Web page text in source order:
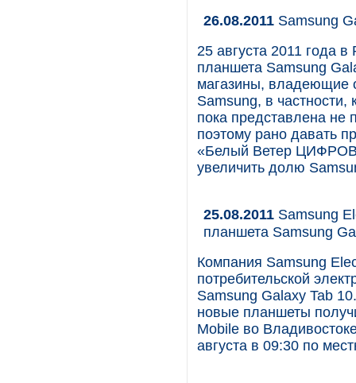
26.08.2011 Samsung
25 августа 2011 года
планшета Samsung
магазины, владеющие
Samsung, в
пока представлена не
поэтому рано давать
«Белый Ветер
увеличить долю
25.08.2011 Samsung
планшета Samsung
Компания Samsung
потребительской
Samsung Galaxy Tab
новые планшеты
Mobile во
августа в 09:30 по